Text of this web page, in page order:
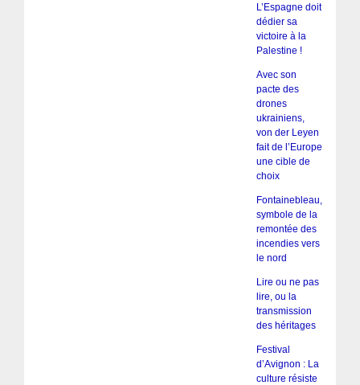
L’Espagne doit
dédier sa
victoire à la
Palestine !
Avec son
pacte des
drones
ukrainiens,
von der Leyen
fait de l’Europe
une cible de
choix
Fontainebleau,
symbole de la
remontée des
incendies vers
le nord
Lire ou ne pas
lire, ou la
transmission
des héritages
Festival
d’Avignon : La
culture résiste